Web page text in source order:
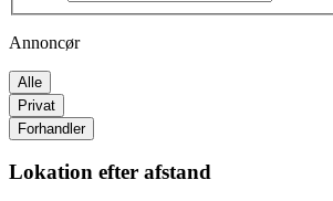
Annoncør
Alle
Privat
Forhandler
Lokation efter afstand